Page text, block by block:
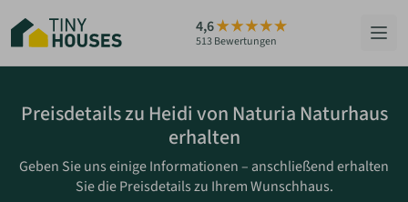
Hauptinhalt
springen
4,6
513 Bewertungen
HÄUSER
GRUNDSTÜCKE
Preisdetails zu Heidi von Naturia Naturhaus
erhalten
Geben Sie uns einige Informationen – anschließend erhalten
Sie die Preisdetails zu Ihrem Wunschhaus.